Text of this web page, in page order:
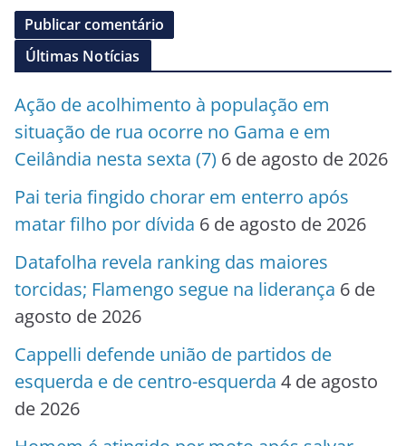
Últimas Notícias
Ação de acolhimento à população em
situação de rua ocorre no Gama e em
Ceilândia nesta sexta (7) 6 de agosto de 2026
Pai teria fingido chorar em enterro após
matar filho por dívida 6 de agosto de 2026
Datafolha revela ranking das maiores
torcidas; Flamengo segue na liderança 6 de
agosto de 2026
Cappelli defende união de partidos de
esquerda e de centro-esquerda 4 de agosto
de 2026